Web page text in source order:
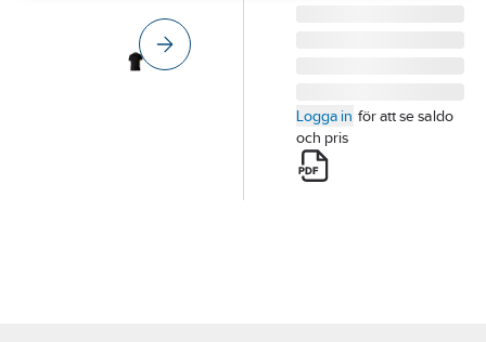
Logga in för att se saldo
och pris